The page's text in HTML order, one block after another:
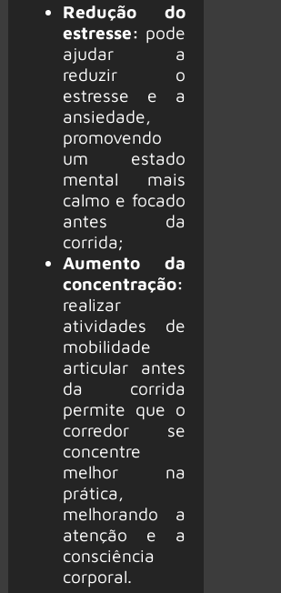
Redução do
estresse: pode
ajudar a
reduzir o
estresse e a
ansiedade,
promovendo
um estado
mental mais
calmo e focado
antes da
corrida;
Aumento da
concentração:
realizar
atividades de
mobilidade
articular antes
da corrida
permite que o
corredor se
concentre
melhor na
prática,
melhorando a
atenção e a
consciência
corporal.